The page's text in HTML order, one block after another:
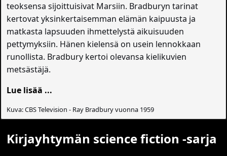
teoksensa sijoittuisivat Marsiin. Bradburyn tarinat
kertovat yksinkertaisemman elämän kaipuusta ja
matkasta lapsuuden ihmettelystä aikuisuuden
pettymyksiin. Hänen kielensä on usein lennokkaan
runollista. Bradbury kertoi olevansa kielikuvien
metsästäjä.
Lue lisää ...
Kuva: CBS Television - Ray Bradbury vuonna 1959
Kirjayhtymän science fiction -sarja